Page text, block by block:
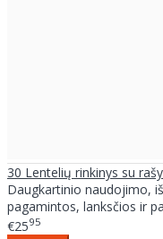
30 Lentelių rinkinys su
Daugkartinio naudojimo,
pagamintos, lanksčios ir
€2595